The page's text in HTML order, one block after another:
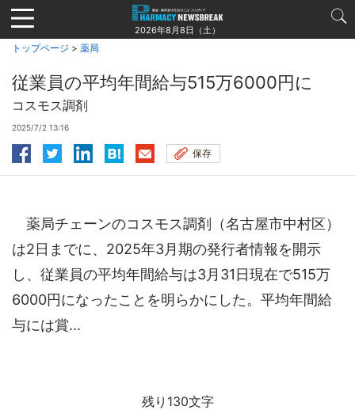
Jump
to
navigation
2026年8月8日（土）
トップページ > 薬局
従業員の平均年間給与515万6000円に
コスモス調剤
2025/7/2 13:16
保存
薬局チェーンのコスモス調剤（名古屋市中村区）
は2日までに、2025年3月期の発行者情報を開示
し、従業員の平均年間給与は3月31日現在で515万
6000円になったことを明らかにした。平均年間給
与には賞...
残り130文字